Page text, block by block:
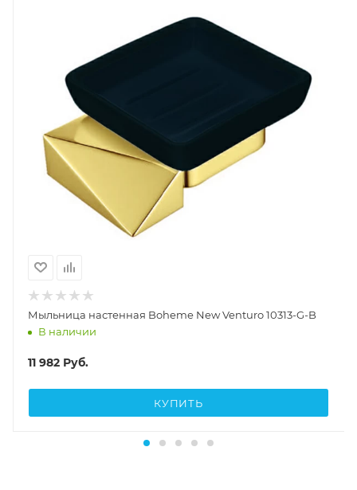
Мыльница настенная Boheme New Venturo 10313-G-B
В наличии
11 982 Руб.
КУПИТЬ